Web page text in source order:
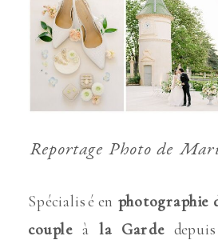
Reportage Photo de
Spécialisé en photographie
couple àla Gardedepuis